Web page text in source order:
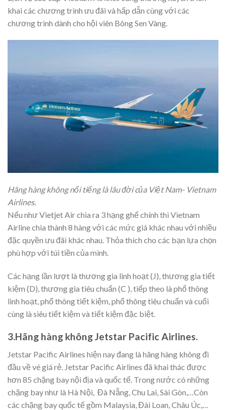
khai các chương trình ưu đãi và hấp dẫn cùng với các
chương trình dành cho hội viên Bông Sen Vàng.
Hãng hàng không nổi tiếng là lâu đời của Việt Nam- Vietnam
Airlines.
Nếu như Vietjet Air chia ra 3 hạng ghế chính thì Vietnam
Airline chia thành 8 hàng với các mức giá khác nhau với nhiều
đặc quyền ưu đãi khác nhau. Thỏa thích cho các bạn lựa chọn
phù hợp với túi tiền của mình.
Các hạng lần lượt là thương gia linh hoạt (J), thương gia tiết
kiệm (D), thương gia tiêu chuẩn (C ), tiếp theo là phổ thông
linh hoạt, phổ thông tiết kiệm, phổ thông tiêu chuẩn và cuối
cùng là siêu tiết kiệm và tiết kiệm đặc biệt.
3.Hãng hàng không Jetstar Pacific Airlines.
Jetstar Pacific Airlines hiện nay đang là hãng hàng không đi
đầu về vé giá rẻ. Jetstar Pacific Airlines đã khai thác được
hơn 85 chặng bay nội địa và quốc tế. Trong nước có những
chặng bay như là Hà Nội, Đà Nẵng, Chu Lai, Sài Gòn,…Còn
các chặng bay quốc tế gồm Malaysia, Đài Loan, Châu Úc,…